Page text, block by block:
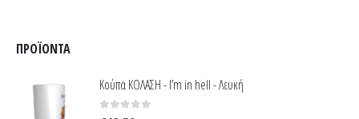
ΠΡΟΪΌΝΤΑ
Κούπα ΚΟΛΑΣΗ - I’m in hell - Λευκή
0out of 5